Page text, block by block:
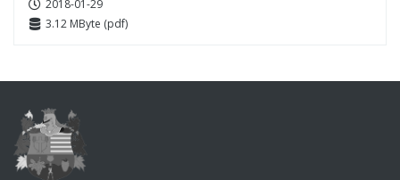
2018-01-29
3.12 MByte (pdf)